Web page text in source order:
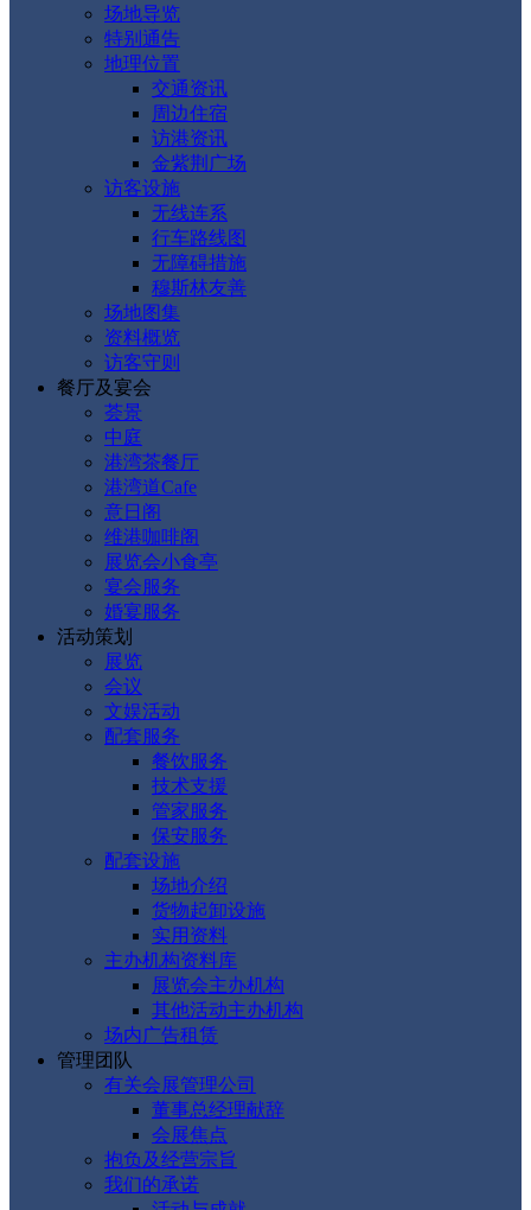
场地导览
特别通告
地理位置
交通资讯
周边住宿
访港资讯
金紫荆广场
访客设施
无线连系
行车路线图
无障碍措施
穆斯林友善
场地图集
资料概览
访客守则
餐厅及宴会
荟景
中庭
港湾茶餐厅
港湾道Cafe
意日阁
维港咖啡阁
展览会小食亭
宴会服务
婚宴服务
活动策划
展览
会议
文娱活动
配套服务
餐饮服务
技术支援
管家服务
保安服务
配套设施
场地介绍
货物起卸设施
实用资料
主办机构资料库
展览会主办机构
其他活动主办机构
场内广告租赁
管理团队
有关会展管理公司
董事总经理献辞
会展焦点
抱负及经营宗旨
我们的承诺